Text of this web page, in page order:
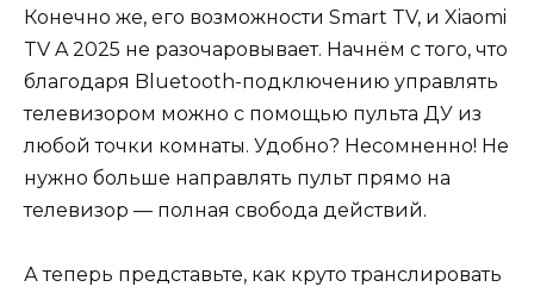
Конечно же, его возможности Smart TV, и Xiaomi
TV A 2025 не разочаровывает. Начнём с того, что
благодаря Bluetooth-подключению управлять
телевизором можно с помощью пульта ДУ из
любой точки комнаты. Удобно? Несомненно! Не
нужно больше направлять пульт прямо на
телевизор — полная свобода действий.
А теперь представьте, как круто транслировать